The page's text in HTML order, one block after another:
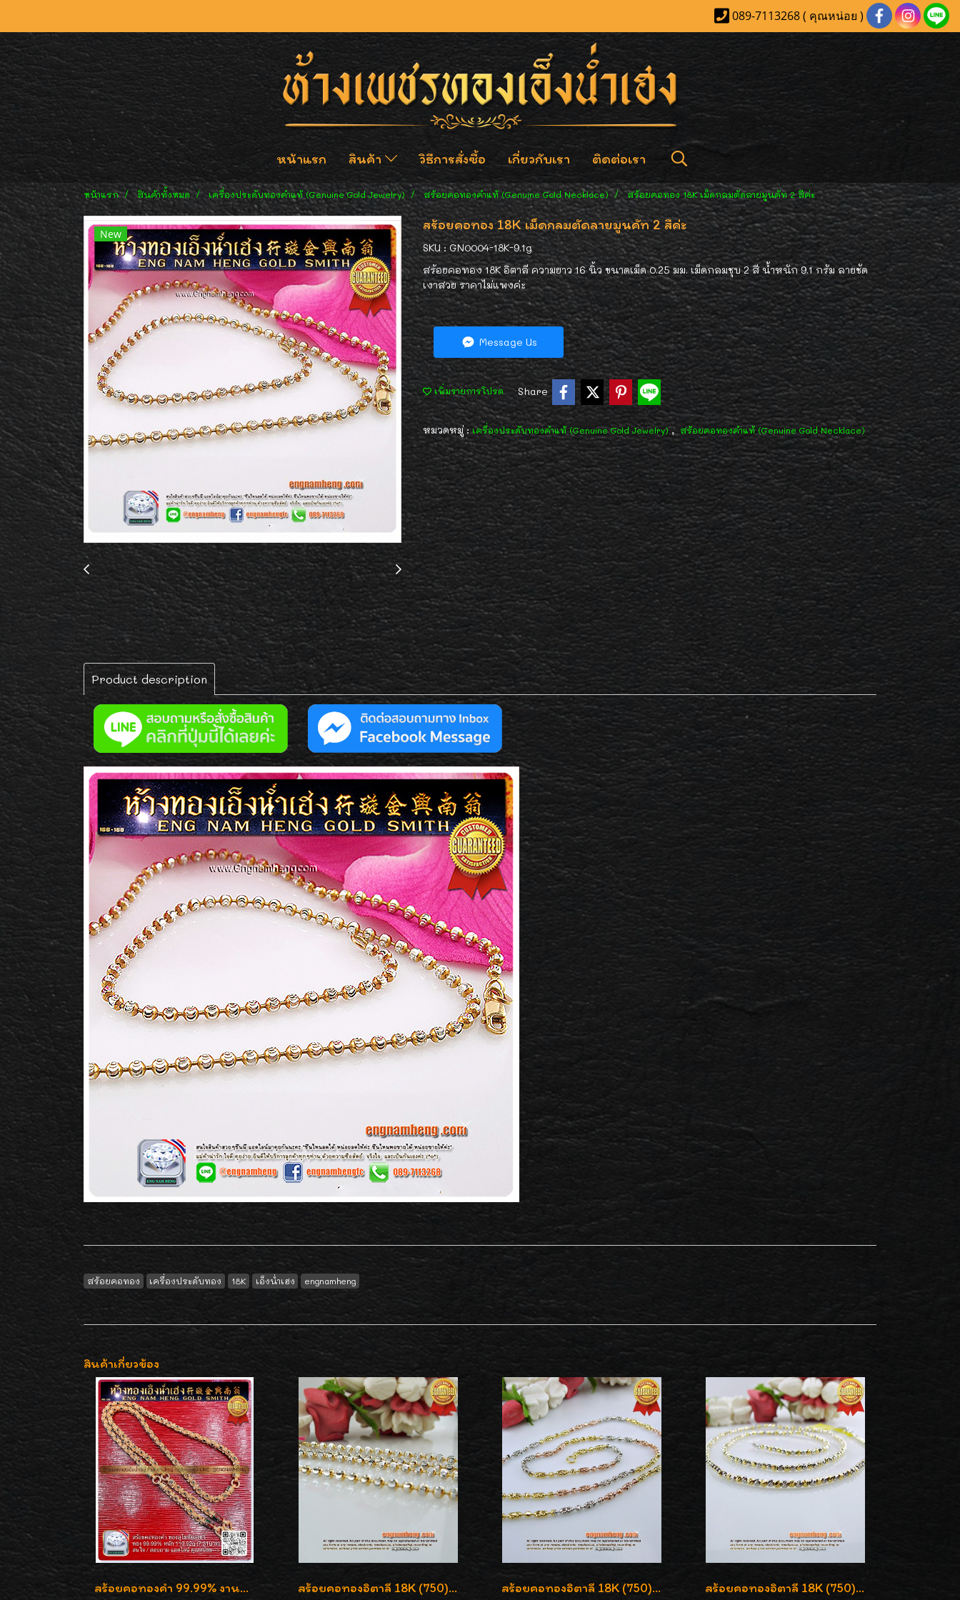
089-7113268 ( คุณหน่อย )
หน้าแรก สินค้า วิธีการสั่งซื้อ เกี่ยวกับเรา ติดต่อเรา
หน้าแรก สินค้าทั้งหมด เครื่องประดับทองคำแท้ (Genuine Gold Jewelry) สร้อยคอทองคำแท้ (Genuine Gold Necklace) สร้อยคอทอง 18K เม็ดกลมตัดลายมูนคัท 2 สีค่ะ
New
สร้อยคอทอง 18K เม็ดกลมตัดลายมูนคัท 2 สีค่ะ
SKU : GN0004-18K-9.1g
สร้อยคอทอง 18K อิตาลี ความยาว 16 นิ้ว ขนาดเม็ด 0.25 มม. เม็ดกลมชุบ 2 สี น้ำหนัก 9.1 กรัม ลายชัด
เงาสวย ราคาไม่แพงค่ะ
Message Us
เพิ่มรายการโปรด Share
หมวดหมู่ :เครื่องประดับทองคำแท้ (Genuine Gold Jewelry), สร้อยคอทองคำแท้ (Genuine Gold Necklace)
Product description
สร้อยคอทอง เครื่องประดับทอง 18K เอ็งน่ำเฮง engnamheng
สินค้าเกี่ยวข้อง
สร้อยคอทองคำ 99.99% งานลงยาสุโขทัยแท้ งานช่างทองโบราณ หรูหรา น่าสะสมค่ะ สร้อยคอทองอิตาลี 18K (750) ลายยินตันแกะมูนคัดสวย ลายนี้เงามากๆค่ะ ใส่ทนแข็งแรง สร้อยคอทองอิตาลี 18K (750) ชุบ 3 สี แกะลายสวยรุ่นใหม่ ลายละเอียดเงาวิบวับค่ะ สร้อยคอทองอิตาลี 18K (750) ลายสวยตัดเหลี่ยมคมชัด ใส่สวยน่ารักค่ะ